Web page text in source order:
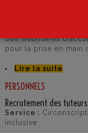
Des webinaires
pour la prise en main
Lire la suite
PERSONNELS
Recrutement des tuteurs
Service :
inclusive